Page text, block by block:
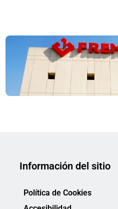
Información del sitio
Política de Cookies